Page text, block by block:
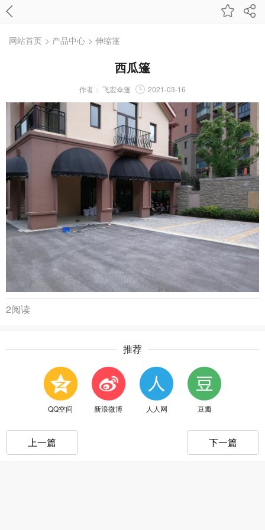
网站首页 > 产品中心 > 伸缩篷
西瓜篷
作者： 飞宏伞蓬 2021-03-16
2阅读
推荐
QQ空间 新浪微博 人人网 豆瓣
上一篇 下一篇